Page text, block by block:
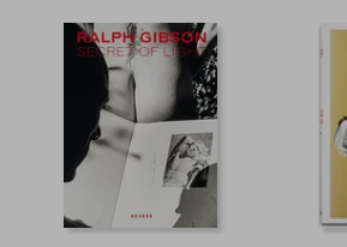
50% $ 149.852
$ 74.926